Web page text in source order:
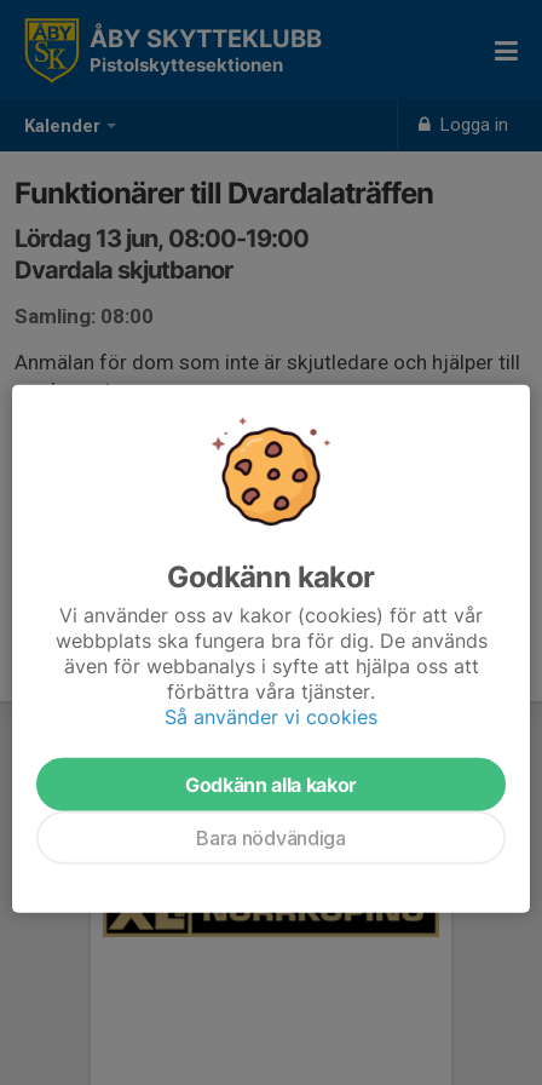
Kalender Logga in
ÅBY SKYTTEKLUBB
Pistolskyttesektionen
Funktionärer till Dvardalaträffen
Lördag 13 jun, 08:00-19:00
Dvardala skjutbanor
Samling: 08:00
Anmälan för dom som inte är skjutledare och hjälper till
med annat.
Godkänn kakor
Vi använder oss av kakor (cookies) för att vår
webbplats ska fungera bra för dig. De används
även för webbanalys i syfte att hjälpa oss att
förbättra våra tjänster.
Så använder vi cookies
Godkänn alla kakor
Bara nödvändiga